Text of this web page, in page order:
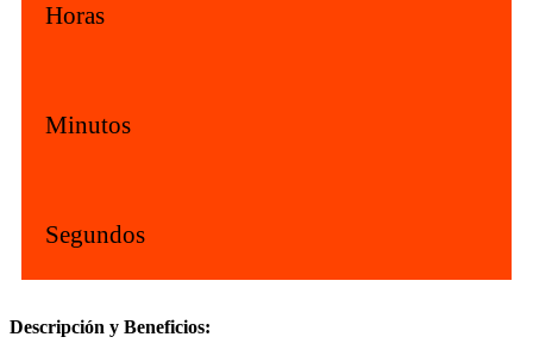
Horas
Minutos
Segundos
Descripción y Beneficios: